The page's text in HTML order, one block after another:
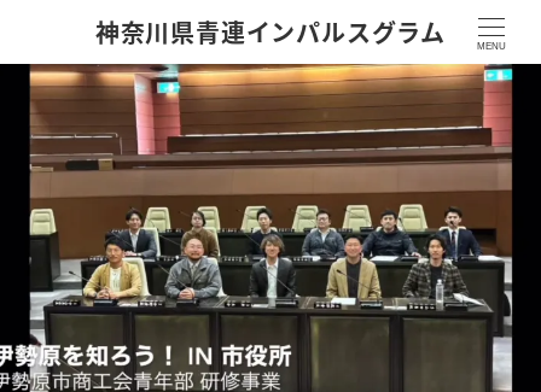
神奈川県青連インパルスグラム MENU